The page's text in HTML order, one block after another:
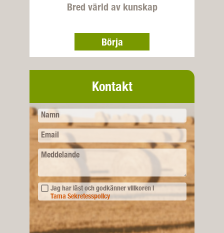
Bred värld av kunskap
Börja
Kontakt
Namn
Email
Meddelande
Jag har läst och godkänner villkoren i
Tama Sekretesspolicy